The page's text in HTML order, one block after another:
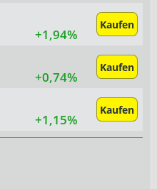
Kaufen
+1,94%
Kaufen
+0,74%
Kaufen
+1,15%